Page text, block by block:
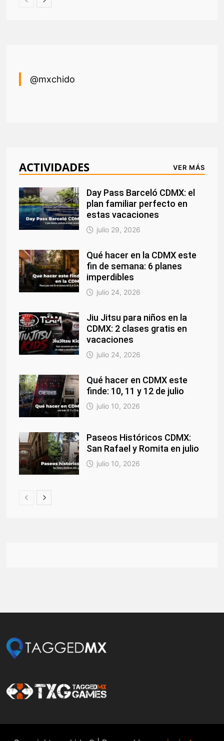
@mxchido
ACTIVIDADES VER MÁS
Day Pass Barceló CDMX: el
plan familiar perfecto en
estas vacaciones
julio 29, 2026
Qué hacer en la CDMX este
fin de semana: 6 planes
imperdibles
julio 24, 2026
Jiu Jitsu para niños en la
CDMX: 2 clases gratis en
vacaciones
julio 24, 2026
Qué hacer en CDMX este
finde: 10, 11 y 12 de julio
julio 10, 2026
Paseos Históricos CDMX:
San Rafael y Romita en julio
julio 10, 2026